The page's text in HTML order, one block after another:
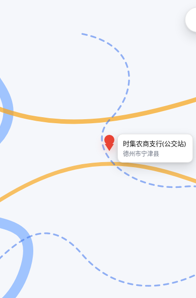
时集农商支行(公交站)
德州市宁津县